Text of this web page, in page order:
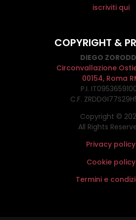
iscriviti qui
COPYRIGHT &
DIEGO
Circonvallazione
00154, Roma
P.I.
C.F.
Copyright ©
All Rights
Privacy policy
Cookie policy
Termini e